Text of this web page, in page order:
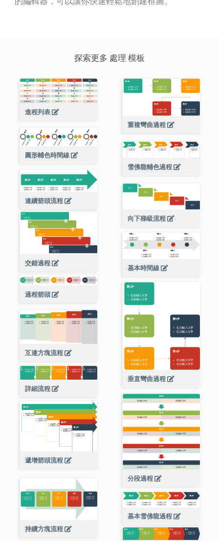
探索更多 處理 模板
進程列表
重複彎曲過程
圓形輔色時間線
雪佛龍輔色過程
連續箭頭流程
向下梯級流程
交錯過程
基本時間線
過程箭頭
垂直彎曲過程
互連方塊流程
詳細流程
分段過程
遞增箭頭流程
持續方塊流程
基本雪佛龍過程